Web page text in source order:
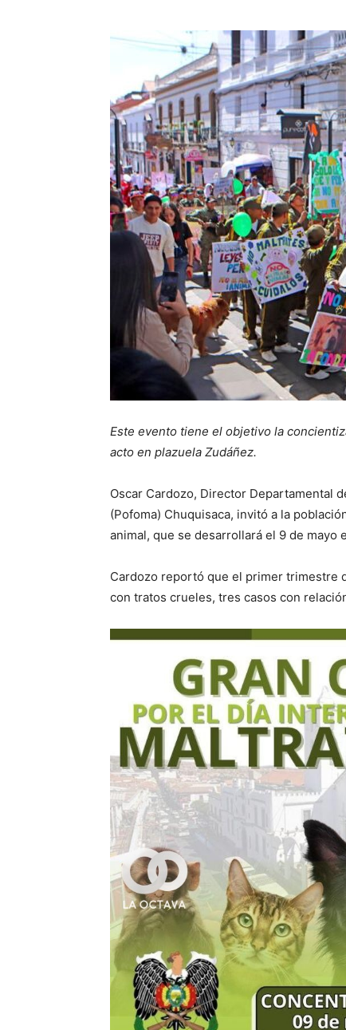
Este evento tiene el objetivo la
acto en plazuela Zudáñez.
Oscar Cardozo, Director Departamental
(Pofoma) Chuquisaca, invitó a la
animal, que se desarrollará el 9 de mayo
Cardozo reportó que el primer trimestre
con tratos crueles, tres casos con